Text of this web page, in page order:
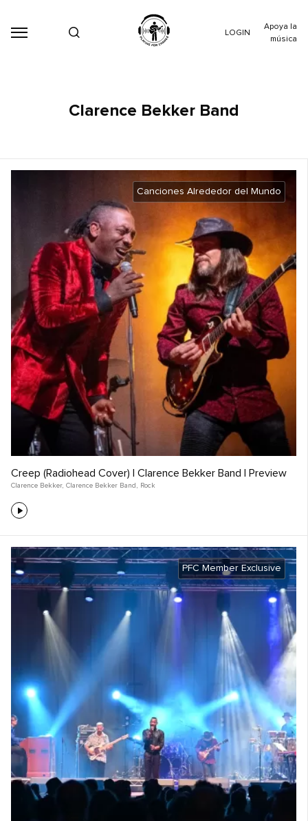
LOGIN
Apoya la
música
Clarence Bekker Band
Canciones Alrededor del Mundo
Creep (Radiohead Cover) | Clarence Bekker Band | Preview
Clarence Bekker, Clarence Bekker Band , Rock
PFC Member Exclusive